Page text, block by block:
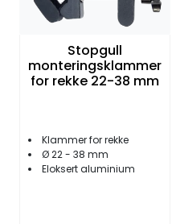
Stopgull
monteringsklammer
for rekke 22-38 mm
Klammer for rekke
Ø 22 - 38 mm
Eloksert aluminium